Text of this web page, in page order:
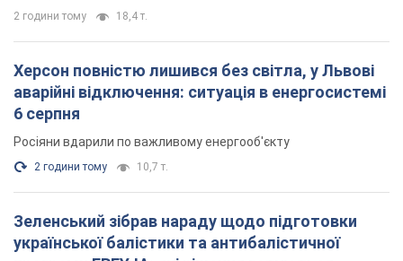
2 години тому 18,4 т.
Херсон повністю лишився без світла, у Львові
аварійні відключення: ситуація в енергосистемі
6 серпня
Росіяни вдарили по важливому енергооб'єкту
2 години тому 10,7 т.
Зеленський зібрав нараду щодо підготовки
української балістики та антибалістичної